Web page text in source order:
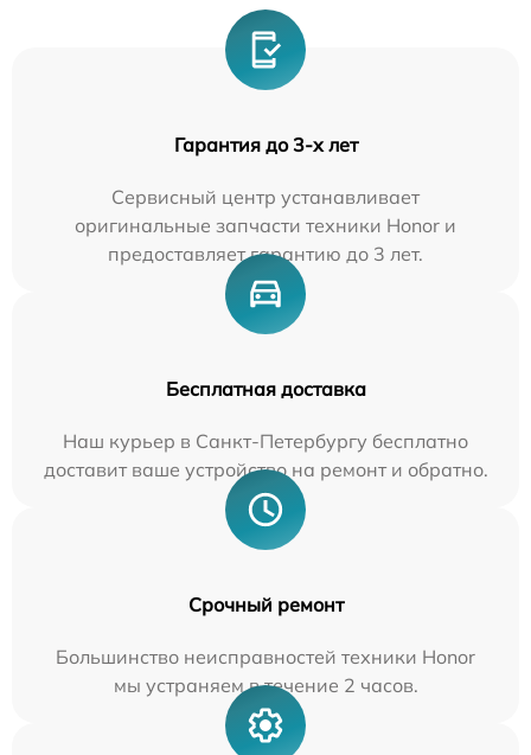
Гарантия до 3-х лет
Сервисный центр устанавливает
оригинальные запчасти техники Honor и
предоставляет гарантию до 3 лет.
Бесплатная доставка
Наш курьер в Санкт-Петербургу бесплатно
доставит ваше устройство на ремонт и обратно.
Срочный ремонт
Большинство неисправностей техники Honor
мы устраняем в течение 2 часов.